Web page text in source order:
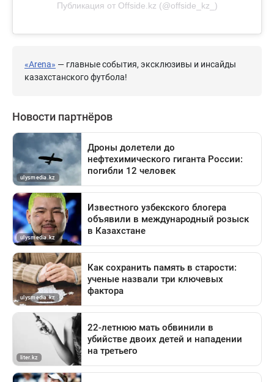
Публикация от Offside.kz (@offside_kz_)
«Arena» — главные события, эксклюзивы и инсайды
казахстанского футбола!